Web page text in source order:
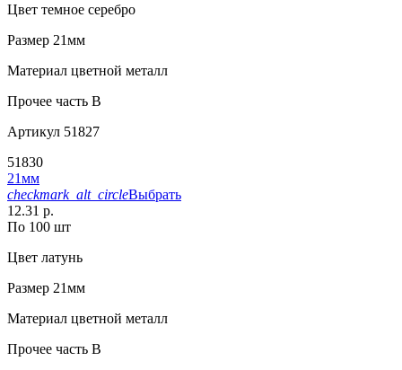
Цвет темное серебро
Размер 21мм
Материал цветной металл
Прочее часть В
Артикул 51827
51830
21мм
checkmark_alt_circleВыбрать
12.31 р.
По 100 шт
Цвет латунь
Размер 21мм
Материал цветной металл
Прочее часть В